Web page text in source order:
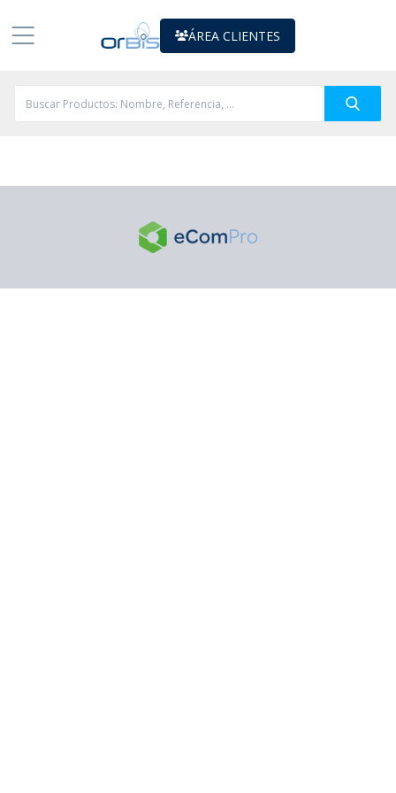
ÁREA CLIENTES